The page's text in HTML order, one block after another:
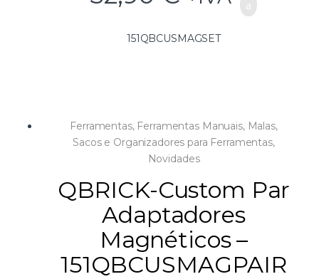
151QBCUSMAGSET
Ferramentas, Ferramentas Manuais, Malas,
Sacos e Organizadores para Ferramentas,
Novidades
QBRICK-Custom Par
Adaptadores
Magnéticos –
151QBCUSMAGPAIR